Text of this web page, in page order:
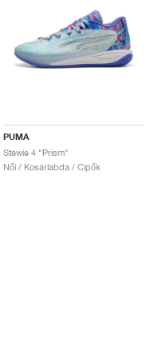
PUMA
Stewie 4 "Prism"
Női / Kosárlabda / Cipők